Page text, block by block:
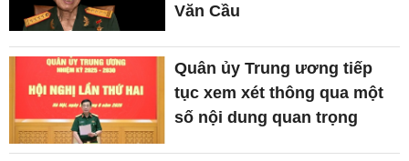
Văn Cầu
Quân ủy Trung ương tiếp
tục xem xét thông qua một
số nội dung quan trọng